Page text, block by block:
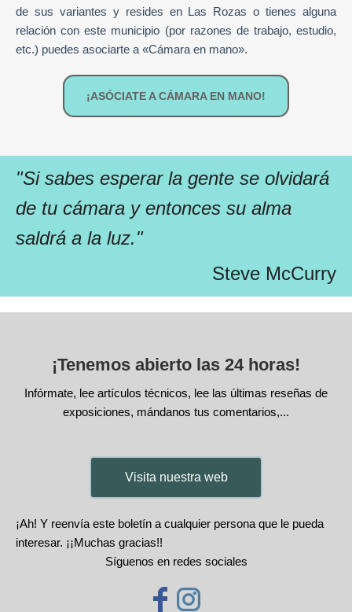
de sus variantes y resides en Las Rozas o tienes alguna
relación con este municipio (por razones de trabajo, estudio,
etc.) puedes asociarte a «Cámara en mano».
¡ASÓCIATE A CÁMARA EN MANO!
"Si sabes esperar la gente se olvidará
de tu cámara y entonces su alma
saldrá a la luz."
Steve McCurry
¡Tenemos abierto las 24 horas!
Infórmate, lee artículos técnicos, lee las últimas reseñas de
exposiciones, mándanos tus comentarios,...
Visita nuestra web
¡Ah! Y reenvía este boletín a cualquier persona que le pueda
interesar. ¡¡Muchas gracias!!
Síguenos en redes sociales